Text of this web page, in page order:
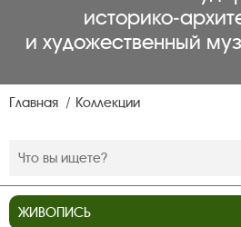
и художественный
Главная Коллекции
ЖИВОПИСЬ